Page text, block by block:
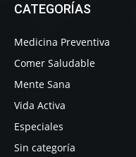
CATEGORÍAS
Medicina Preventiva
Comer Saludable
Mente Sana
Vida Activa
Especiales
Sin categoría